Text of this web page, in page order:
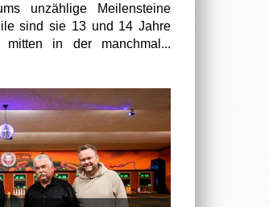
unzählige Meilensteine
sind sie 13 und 14 Jahre
in der manchmal...